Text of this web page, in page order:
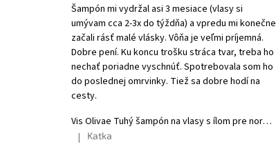
Šampón mi vydržal asi 3 mesiace (vlasy si
umývam cca 2-3x do týždňa) a vpredu mi konečne
začali rásť malé vlásky. Vôňa je veľmi príjemná.
Dobre pení. Ku koncu trošku stráca tvar, treba ho
nechať poriadne vyschnúť. Spotrebovala som ho
do poslednej omrvinky. Tiež sa dobre hodí na
cesty.
Vis Olivae Tuhý šampón na vlasy s ílom pre normálne a suché vlasy
Hodnotenie produktu je 5 z 5 hviezdičiek.
| Katka